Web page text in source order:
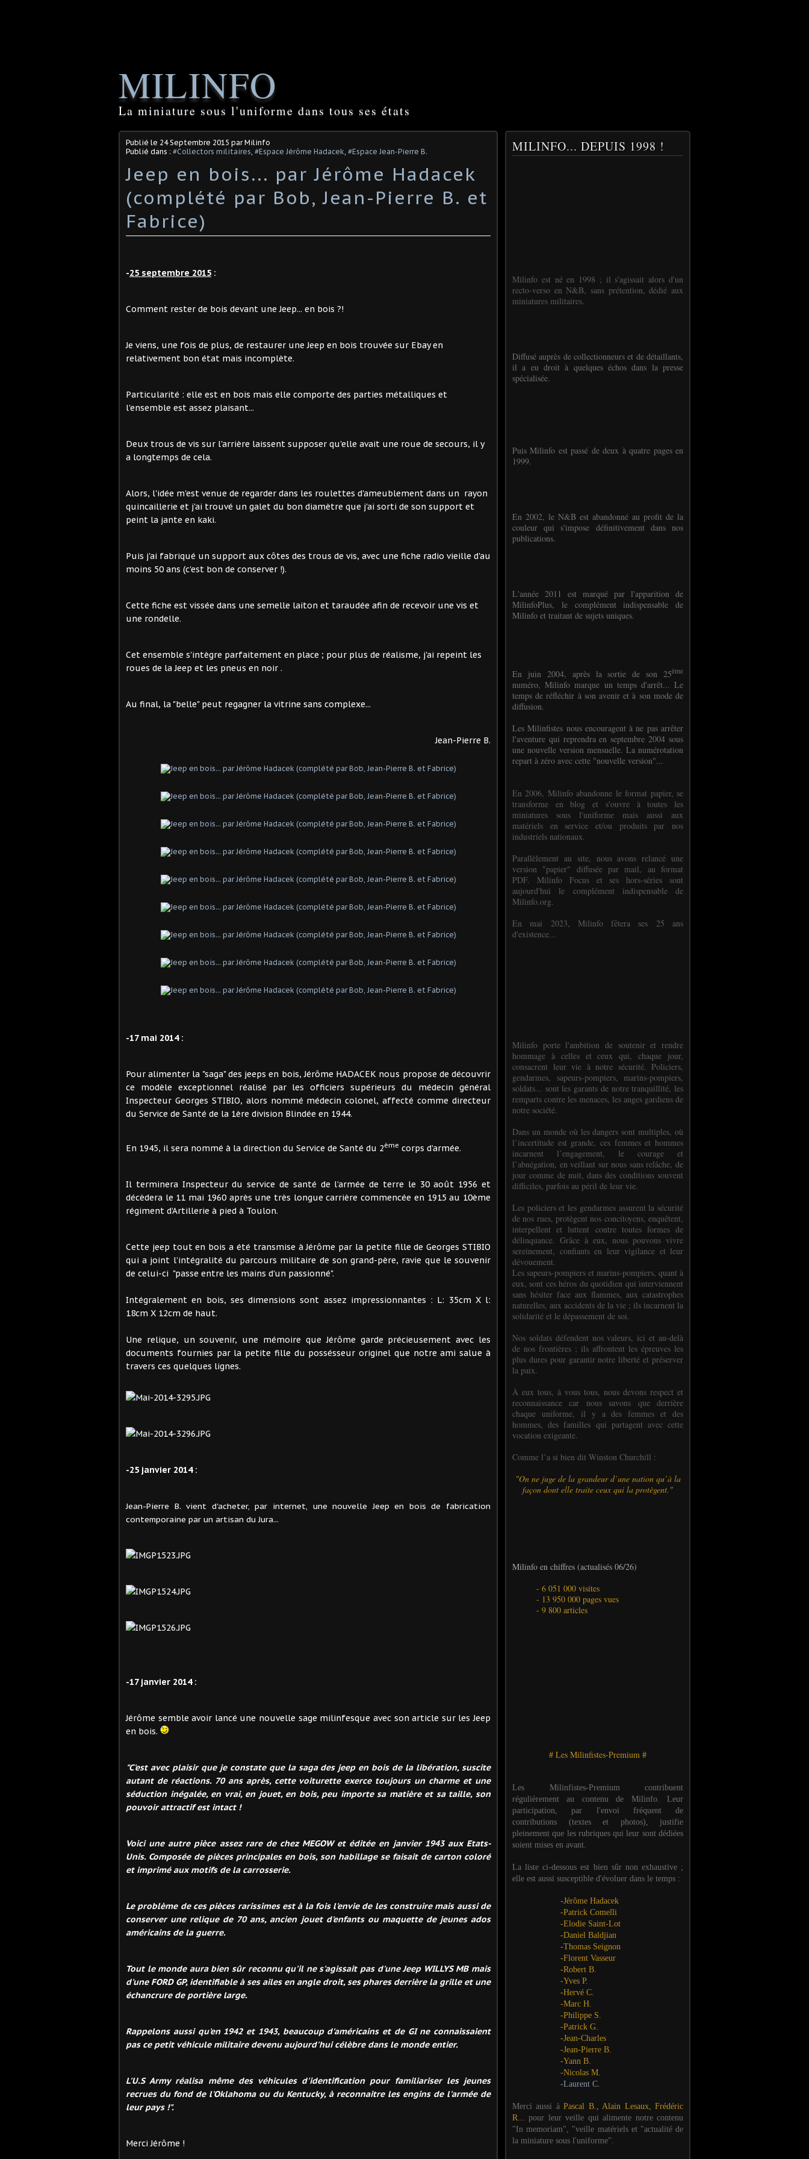
MILINFO
La miniature sous l'uniforme dans tous ses états
Publié le 24 Septembre 2015 par Milinfo
Publié dans : #Collectors militaires, #Espace Jérôme Hadacek, #Espace Jean-Pierre B.
Jeep en bois... par Jérôme Hadacek
(complété par Bob, Jean-Pierre B. et
Fabrice)
-25 septembre 2015 :
Comment rester de bois devant une Jeep... en bois ?!
Je viens, une fois de plus, de restaurer une Jeep en bois trouvée sur Ebay en
relativement bon état mais incomplète.
Particularité : elle est en bois mais elle comporte des parties métalliques et
l'ensemble est assez plaisant...
Deux trous de vis sur l'arrière laissent supposer qu'elle avait une roue de secours, il y
a longtemps de cela.
Alors, l'idée m'est venue de regarder dans les roulettes d'ameublement dans un rayon
quincaillerie et j'ai trouvé un galet du bon diamètre que j'ai sorti de son support et
peint la jante en kaki.
Puis j'ai fabriqué un support aux côtes des trous de vis, avec une fiche radio vieille d'au
moins 50 ans (c'est bon de conserver !).
Cette fiche est vissée dans une semelle laiton et taraudée afin de recevoir une vis et
une rondelle.
Cet ensemble s'intègre parfaitement en place ; pour plus de réalisme, j'ai repeint les
roues de la Jeep et les pneus en noir .
Au final, la "belle" peut regagner la vitrine sans complexe...
Jean-Pierre B.
-17 mai 2014 :
Pour alimenter la "saga" des jeeps en bois, Jérôme HADACEK nous propose de découvrir
ce modèle exceptionnel réalisé par les officiers supérieurs du médecin général
Inspecteur Georges STIBIO, alors nommé médecin colonel, affecté comme directeur
du Service de Santé de la 1ère division Blindée en 1944.
En 1945, il sera nommé à la direction du Service de Santé du 2ème corps d’armée.
Il terminera Inspecteur du service de santé de l’armée de terre le 30 août 1956 et
décèdera le 11 mai 1960 après une très longue carrière commencée en 1915 au 10ème
régiment d’Artillerie à pied à Toulon.
Cette jeep tout en bois a été transmise à Jérôme par la petite fille de Georges STIBIO
qui a joint l’intégralité du parcours militaire de son grand-père, ravie que le souvenir
de celui-ci "passe entre les mains d’un passionné".
Intégralement en bois, ses dimensions sont assez impressionnantes : L: 35cm X l:
18cm X 12cm de haut.
Une relique, un souvenir, une mémoire que Jérôme garde précieusement avec les
documents fournies par la petite fille du possésseur originel que notre ami salue à
travers ces quelques lignes.
-25 janvier 2014 :
Jean-Pierre B. vient d'acheter, par internet, une nouvelle Jeep en bois de fabrication
contemporaine par un artisan du Jura...
-17 janvier 2014 :
Jérôme semble avoir lancé une nouvelle sage milinfesque avec son article sur les Jeep
en bois.
"C'est avec plaisir que je constate que la saga des jeep en bois de la libération, suscite
autant de réactions. 70 ans après, cette voiturette exerce toujours un charme et une
séduction inégalée, en vrai, en jouet, en bois, peu importe sa matière et sa taille, son
pouvoir attractif est intact !
Voici une autre pièce assez rare de chez MEGOW et éditée en janvier 1943 aux Etats-
Unis. Composée de pièces principales en bois, son habillage se faisait de carton coloré
et imprimé aux motifs de la carrosserie.
Le problème de ces pièces rarissimes est à la fois l'envie de les construire mais aussi de
conserver une relique de 70 ans, ancien jouet d'enfants ou maquette de jeunes ados
américains de la guerre.
Tout le monde aura bien sûr reconnu qu'il ne s'agissait pas d'une Jeep WILLYS MB mais
d'une FORD GP, identifiable à ses ailes en angle droit, ses phares derrière la grille et une
échancrure de portière large.
Rappelons aussi qu'en 1942 et 1943, beaucoup d'américains et de GI ne connaissaient
pas ce petit véhicule militaire devenu aujourd'hui célèbre dans le monde entier.
L'U.S Army réalisa même des véhicules d'identification pour familiariser les jeunes
recrues du fond de l'Oklahoma ou du Kentucky, à reconnaitre les engins de l'armée de
leur pays !".
Merci Jérôme !
MILINFO... DEPUIS 1998 !
Milinfo est né en 1998 ; il s'agissait alors d'un
recto-verso en N&B, sans prétention, dédié aux
miniatures militaires.
Diffusé auprès de collectionneurs et de détaillants,
il a eu droit à quelques échos dans la presse
spécialisée.
Puis Milinfo est passé de deux à quatre pages en
1999.
En 2002, le N&B est abandonné au profit de la
couleur qui s'impose définitivement dans nos
publications.
L'année 2011 est marqué par l'apparition de
MilinfoPlus, le complément indispensable de
Milinfo et traitant de sujets uniques.
En juin 2004, après la sortie de son 25ème
numéro, Milinfo marque un temps d'arrêt... Le
temps de réfléchir à son avenir et à son mode de
diffusion.
Les Milinfistes nous encouragent à ne pas arrêter
l'aventure qui reprendra en septembre 2004 sous
une nouvelle version mensuelle. La numérotation
repart à zéro avec cette "nouvelle version"...
En 2006, Milinfo abandonne le format papier, se
transforme en blog et s'ouvre à toutes les
miniatures sous l'uniforme mais aussi aux
matériels en service et/ou produits par nos
industriels nationaux.
Parallèlement au site, nous avons relancé une
version "papier" diffusée par mail, au format
PDF. Milinfo Focus et ses hors-séries sont
aujourd'hui le complément indispensable de
Milinfo.org.
En mai 2023, Milinfo fêtera ses 25 ans
d'existence...
Milinfo porte l'ambition de soutenir et rendre
hommage à celles et ceux qui, chaque jour,
consacrent leur vie à notre sécurité. Policiers,
gendarmes, sapeurs-pompiers, marins-pompiers,
soldats... sont les garants de notre tranquillité, les
remparts contre les menaces, les anges gardiens de
notre société.
Dans un monde où les dangers sont multiples, où
l’incertitude est grande, ces femmes et hommes
incarnent l’engagement, le courage et
l’abnégation, en veillant sur nous sans relâche, de
jour comme de nuit, dans des conditions souvent
difficiles, parfois au péril de leur vie.
Les policiers et les gendarmes assurent la sécurité
de nos rues, protègent nos concitoyens, enquêtent,
interpellent et luttent contre toutes formes de
délinquance. Grâce à eux, nous pouvons vivre
sereinement, confiants en leur vigilance et leur
dévouement.
Les sapeurs-pompiers et marins-pompiers, quant à
eux, sont ces héros du quotidien qui interviennent
sans hésiter face aux flammes, aux catastrophes
naturelles, aux accidents de la vie ; ils incarnent la
solidarité et le dépassement de soi.
Nos soldats défendent nos valeurs, ici et au-delà
de nos frontières ; ils affrontent les épreuves les
plus dures pour garantir notre liberté et préserver
la paix.
À eux tous, à vous tous, nous devons respect et
reconnaissance car nous savons que derrière
chaque uniforme, il y a des femmes et des
hommes, des familles qui partagent avec cette
vocation exigeante.
Comme l’a si bien dit Winston Churchill :
"On ne juge de la grandeur d’une nation qu’à la
façon dont elle traite ceux qui la protègent."
Milinfo en chiffres (actualisés 06/26)
- 6 051 000 visites
- 13 950 000 pages vues
- 9 800 articles
# Les Milinfistes-Premium #
Les Milinfistes-Premium contribuent
régulièrement au contenu de Milinfo. Leur
participation, par l'envoi fréquent de
contributions (textes et photos), justifie
pleinement que les rubriques qui leur sont dédiées
soient mises en avant.
La liste ci-dessous est bien sûr non exhaustive ;
elle est aussi susceptible d'évoluer dans le temps :
-Jérôme Hadacek
-Patrick Comelli
-Elodie Saint-Lot
-Daniel Baldjian
-Thomas Seignon
-Florent Vasseur
-Robert B.
-Yves P.
-Hervé C.
-Marc H.
-Philippe S.
-Patrick G.
-Jean-Charles
-Jean-Pierre B.
-Yann B.
-Nicolas M.
-Laurent C.
Merci aussi àPascal B., Alain Lesaux, Frédéric
R...pour leur veille qui alimente notre contenu
"In memoriam", "veille matériels et "actualité de
la miniature sous l'uniforme".